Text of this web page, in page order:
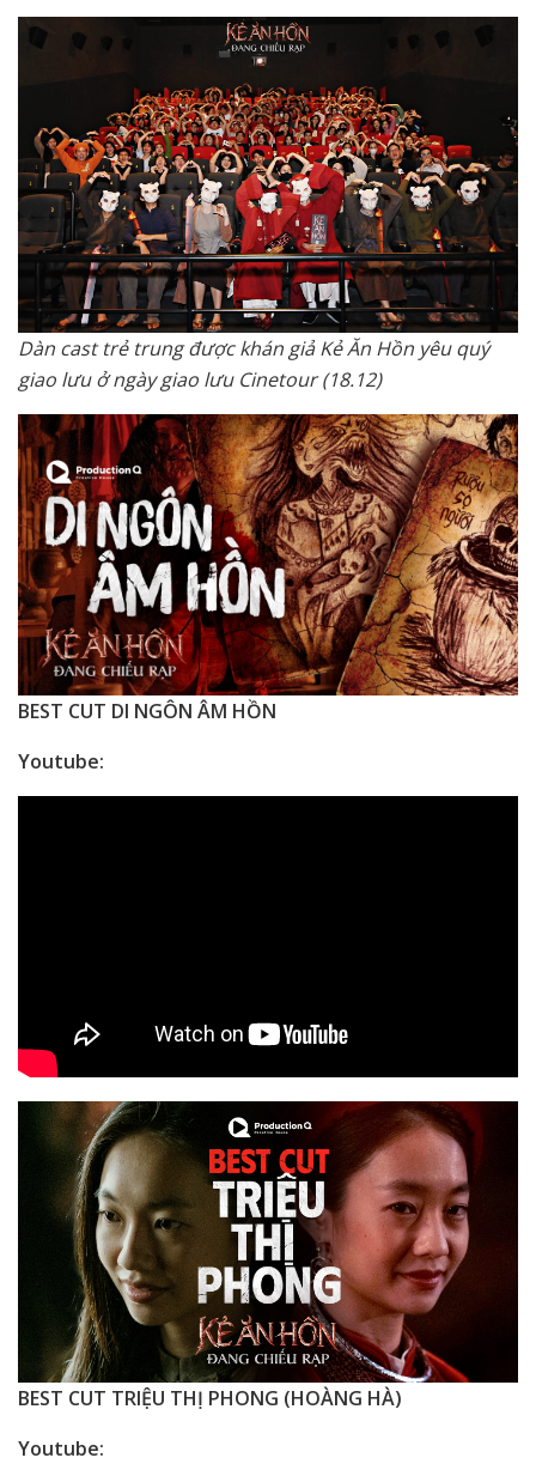
Dàn cast trẻ trung được khán giả Kẻ Ăn Hồn yêu quý
giao lưu ở ngày giao lưu Cinetour (18.12)
BEST CUT DI NGÔN ÂM HỒN
Youtube:
BEST CUT TRIỆU THỊ PHONG (HOÀNG HÀ)
Youtube: